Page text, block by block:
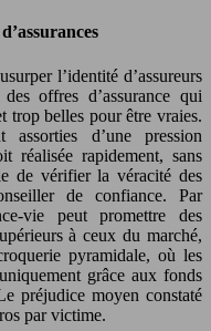
l’identité d’assureurs
offres d’assurance qui
trop belles pour être vraies.
d’une pression
réalisée rapidement, sans
de vérifier la véracité des
de confiance. Par
vie peut promettre des
à ceux du marché,
pyramidale, où les
grâce aux fonds
préjudice moyen constaté
par victime.